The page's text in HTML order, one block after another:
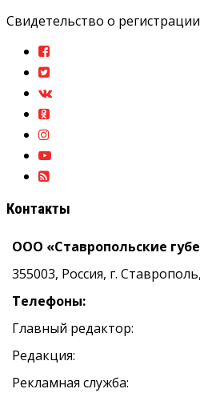
Свидетельство о
Контакты
ООО «Ставропольские
355003, Россия, г.
Телефоны:
Главный редактор:
Редакция:
Рекламная служба: